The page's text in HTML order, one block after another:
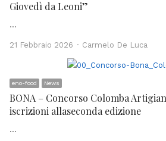
Giovedì da Leoni”
…
21 Febbraio 2026 Author
Carmelo De Luca
eno-food News
BONA – Concorso Colomba
iscrizioni allaseconda edizione
…